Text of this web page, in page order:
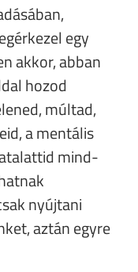
egy
akkor, abban
hozod
múltad,
a mentális
mind-
nyújtani
aztán egyre